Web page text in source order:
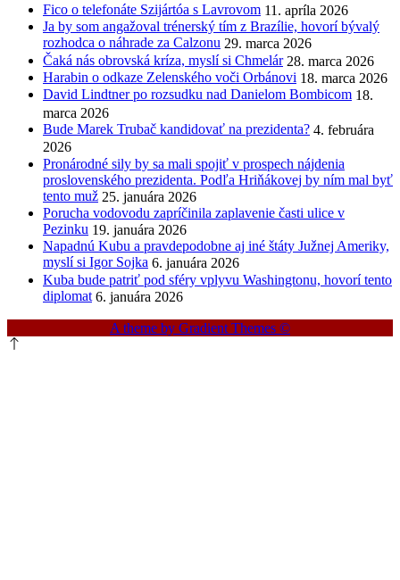
Fico o telefonáte Szijártóa s Lavrovom 11. apríla 2026
Ja by som angažoval trénerský tím z Brazílie, hovorí bývalý
rozhodca o náhrade za Calzonu 29. marca 2026
Čaká nás obrovská kríza, myslí si Chmelár 28. marca 2026
Harabin o odkaze Zelenského voči Orbánovi 18. marca 2026
David Lindtner po rozsudku nad Danielom Bombicom 18.
marca 2026
Bude Marek Trubač kandidovať na prezidenta? 4. februára
2026
Pronárodné sily by sa mali spojiť v prospech nájdenia
proslovenského prezidenta. Podľa Hriňákovej by ním mal byť
tento muž 25. januára 2026
Porucha vodovodu zapríčinila zaplavenie časti ulice v
Pezinku 19. januára 2026
Napadnú Kubu a pravdepodobne aj iné štáty Južnej Ameriky,
myslí si Igor Sojka 6. januára 2026
Kuba bude patriť pod sféry vplyvu Washingtonu, hovorí tento
diplomat 6. januára 2026
A theme by Gradient Themes ©